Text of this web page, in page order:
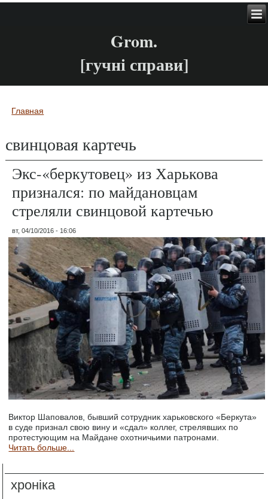
Grom.
[гучні справи]
Вы здесь
Главная
свинцовая картечь
Экс-«беркутовец» из Харькова
признался: по майдановцам
стреляли свинцовой картечью
вт, 04/10/2016 - 16:06
Виктор Шаповалов, бывший сотрудник харьковского «Беркута»
в суде признал свою вину и «сдал» коллег, стрелявших по
протестующим на Майдане охотничьими патронами.
Читать больше...
хроніка